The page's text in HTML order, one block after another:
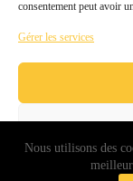
consentement peut avoir
Gérer les services
Nous utilisons des